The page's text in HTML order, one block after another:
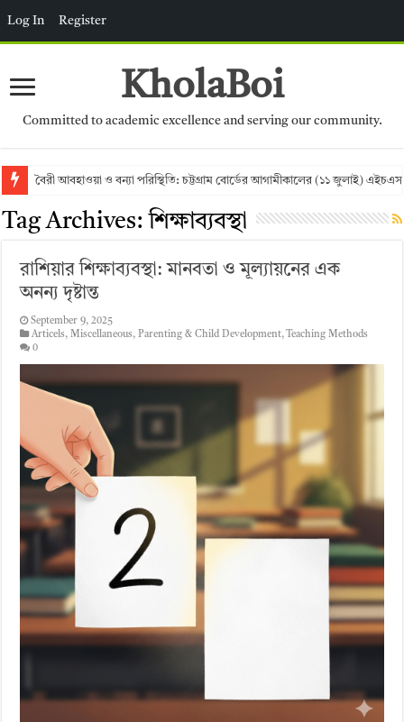
KholaBoi
Committed to academic excellence and serving our community.
বৈরী আবহাওয়া ও বন্যা পরিস্থিতি: চট্টগ্রাম বোর্ডের আগামীকালের (১১ জুলাই)
Tag Archives:শিক্ষাব্যবস্থা
রাশিয়ার শিক্ষাব্যবস্থা: মানবতা ও মূল্যায়নের এক
অনন্য দৃষ্টান্ত
September 9, 2025
Articels,Miscellaneous,Parenting & Child Development, Teaching Methods
0
Log In Register